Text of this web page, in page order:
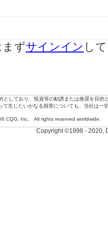
ずサインイン し
としており、投資等の勧誘または推奨を目
て生じたいかなる損害についても、当社は一
CQG, Inc. All rights reserved worldwide.
Copyright ©1998 - 2020,